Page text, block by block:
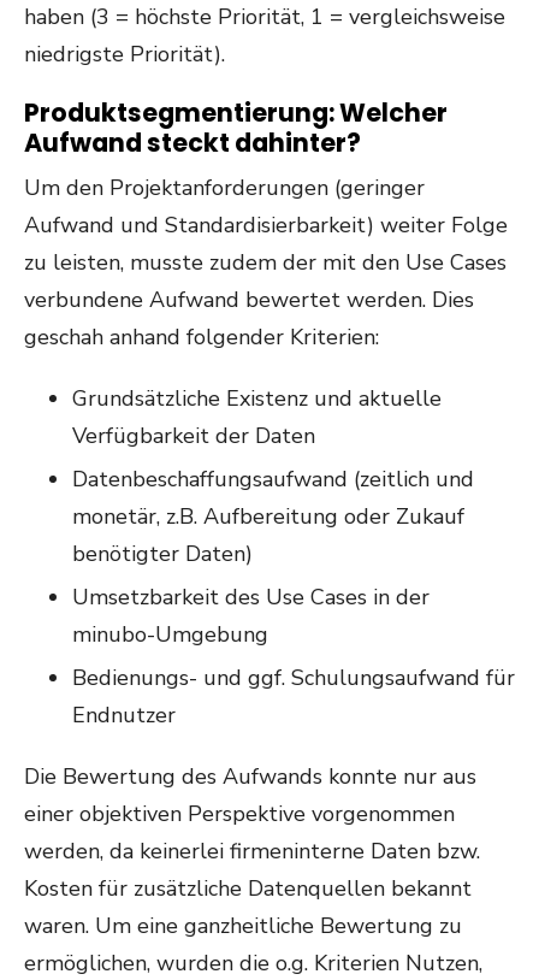
haben (3 = höchste Priorität, 1 = vergleichsweise
niedrigste Priorität).
Produktsegmentierung: Welcher
Aufwand steckt dahinter?
Um den Projektanforderungen (geringer
Aufwand und Standardisierbarkeit) weiter Folge
zu leisten, musste zudem der mit den Use Cases
verbundene Aufwand bewertet werden. Dies
geschah anhand folgender Kriterien:
Grundsätzliche Existenz und aktuelle
Verfügbarkeit der Daten
Datenbeschaffungsaufwand (zeitlich und
monetär, z.B. Aufbereitung oder Zukauf
benötigter Daten)
Umsetzbarkeit des Use Cases in der
minubo-Umgebung
Bedienungs- und ggf. Schulungsaufwand für
Endnutzer
Die Bewertung des Aufwands konnte nur aus
einer objektiven Perspektive vorgenommen
werden, da keinerlei firmeninterne Daten bzw.
Kosten für zusätzliche Datenquellen bekannt
waren. Um eine ganzheitliche Bewertung zu
ermöglichen, wurden die o.g. Kriterien Nutzen,